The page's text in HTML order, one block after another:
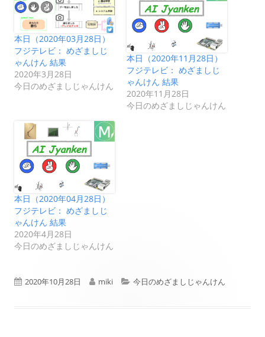
本日（2020年03月28日）
フジテレビ： めざましじ
ゃんけん 結果
2020年3月28日
今日のめざましじゃんけん
本日（2020年11月28日）
フジテレビ： めざましじ
ゃんけん 結果
2020年11月28日
今日のめざましじゃんけん
本日（2020年04月28日）
フジテレビ： めざましじ
ゃんけん 結果
2020年4月28日
今日のめざましじゃんけん
公
2020年10月28日
作
miki
カ
今日のめざましじゃんけん